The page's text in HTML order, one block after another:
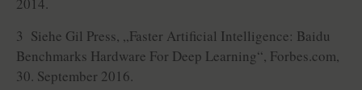
3 Siehe Gil Press, „Faster Artificial Intelligence: Baidu
Benchmarks Hardware For Deep Learning“, Forbes.com,
30. September 2016.